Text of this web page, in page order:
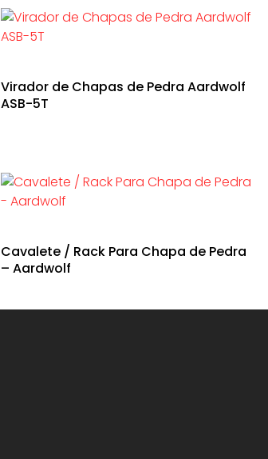
Virador de Chapas de Pedra Aardwolf
ASB-5T
Cavalete / Rack Para Chapa de Pedra
– Aardwolf